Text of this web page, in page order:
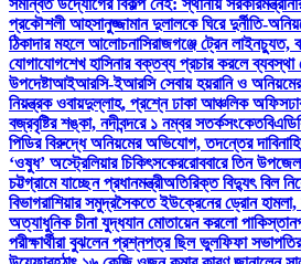
সমন্বিত উদ্যোগের বিকল্প নেই: স্থানীয় সরকারমন্ত্রী
প্রকৌশলী আহসানুজ্জামান দুলালকে ঘিরে দুর্নীতি-
ঠিকাদার মহলে আলোচনাসিরাজগঞ্জে ট্রেন লাইনচ্যুত,
যোগাযোগশেখ হাসিনার বক্তব্য প্রচার করলে ব্যবস্থা
উপদেষ্টাআইআরসি-ইআরসি সেবায় হয়রানি ও
নিয়ন্ত্রক ওবায়দুল্লাহ, প্রশ্নে ঢাকা আঞ্চলিক অফিস
বজ্রবৃষ্টির শঙ্কা, নদীবন্দরে ১ নম্বর সতর্কসংকেত
পিডির বিরুদ্ধে অনিয়মের অভিযোগ, তদন্তের দাবি
‘ওষুধ’ অস্ট্রেলিয়ার চিকিৎসকেররোববারে তিন
চট্টগ্রামে যাচ্ছেন প্রধানমন্ত্রীঅতিরিক্ত বিদ্যুৎ বিল
বিভাগরাশিয়ার সমুদ্রসৈকতে ইউক্রেনের ড্রোন
অত্যাধুনিক চীনা যুদ্ধযান মোতায়েন করলো পাকিস্তান
পরীক্ষার্থীরা বুঝলেন প্রশ্নপত্র ছিল ভুলফিফা সভাপতির